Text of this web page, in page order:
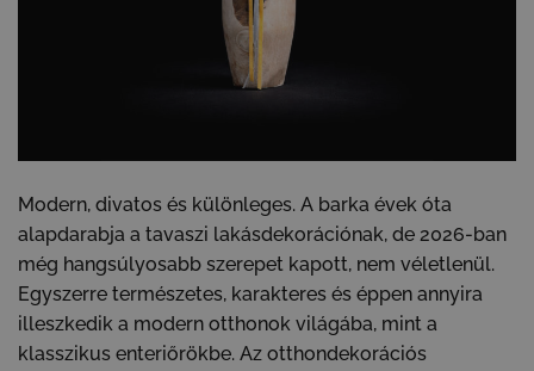
Modern, divatos és különleges. A barka évek óta
alapdarabja a tavaszi lakásdekorációnak, de 2026-ban
még hangsúlyosabb szerepet kapott, nem véletlenül.
Egyszerre természetes, karakteres és éppen annyira
illeszkedik a modern otthonok világába, mint a
klasszikus enteriőrökbe. Az otthondekorációs